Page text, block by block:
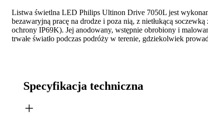
Listwa świetlna LED Philips Ultinon Drive 7050L jest
bezawaryjną pracę na drodze i poza nią, z nietłukącą
ochrony IP69K). Jej anodowany, wstępnie obrobiony i
trwałe światło podczas podróży w terenie, gdziekolwiek
Specyfikacja techniczna